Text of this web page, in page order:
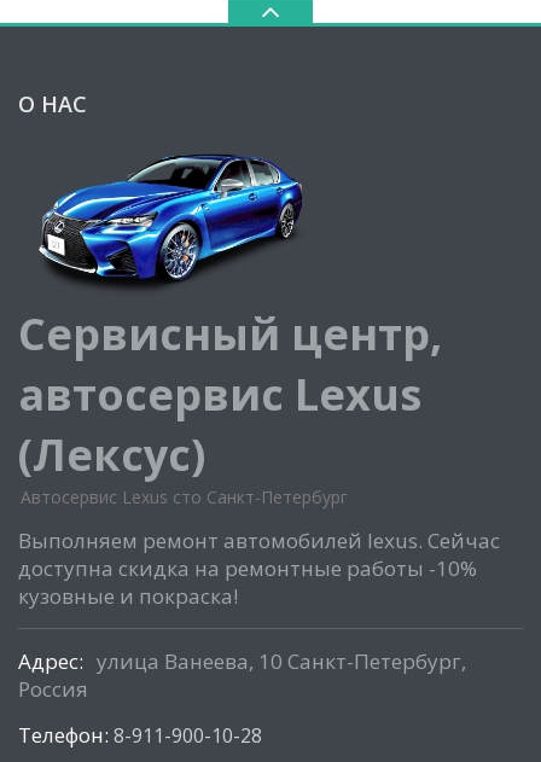
О НАС
Сервисный центр,
автосервис Lexus
(Лексус)
Автосервис Lexus сто Санкт-Петербург
Выполняем ремонт автомобилей lexus. Сейчас
доступна скидка на ремонтные работы -10%
кузовные и покраска!
Адрес: улица Ванеева, 10 Санкт-Петербург,
Россия
Телефон: 8-911-900-10-28